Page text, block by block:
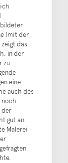
(mit der
das
in der
zu
eine
auch des
noch
der
gut an.
Malerei